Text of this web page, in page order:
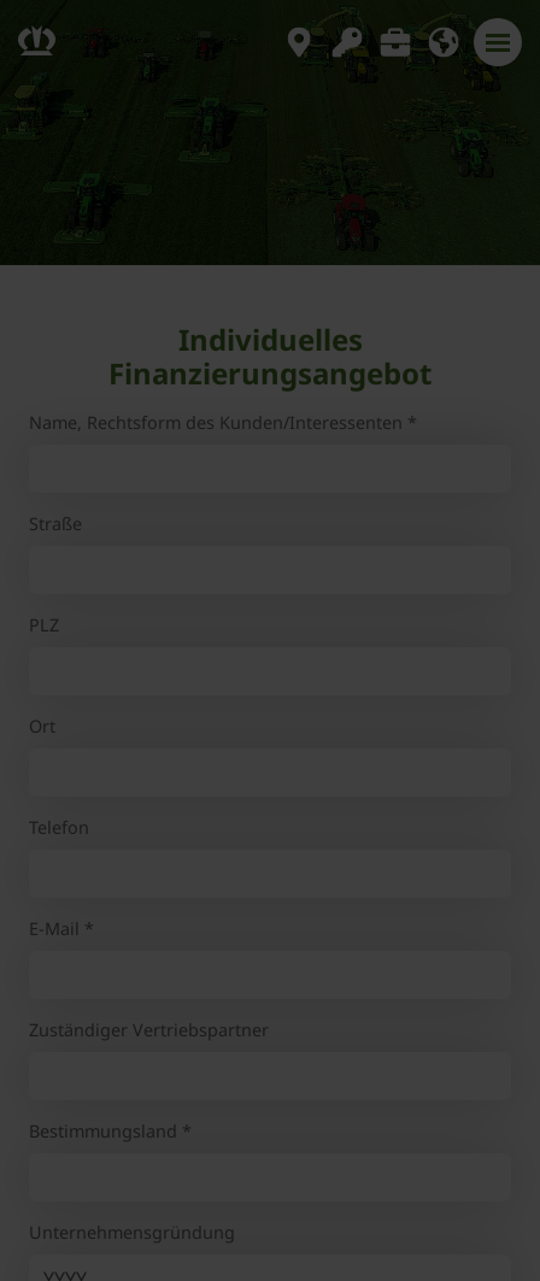
Individuelles
Finanzierungsangebot
Name, Rechtsform des Kunden/Interessenten *
Straße
PLZ
Ort
Telefon
E-Mail *
Zuständiger Vertriebspartner
Bestimmungsland *
Unternehmensgründung